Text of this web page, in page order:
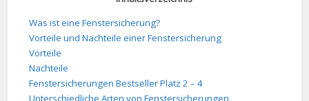
Was ist eine Fenstersicherung?
Vorteile und Nachteile einer Fenstersicherung
Vorteile
Nachteile
Fenstersicherungen Bestseller Platz 2 – 4
Unterschiedliche Arten von Fenstersicherungen